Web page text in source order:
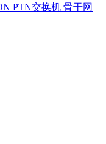
PTN交换机 骨干网